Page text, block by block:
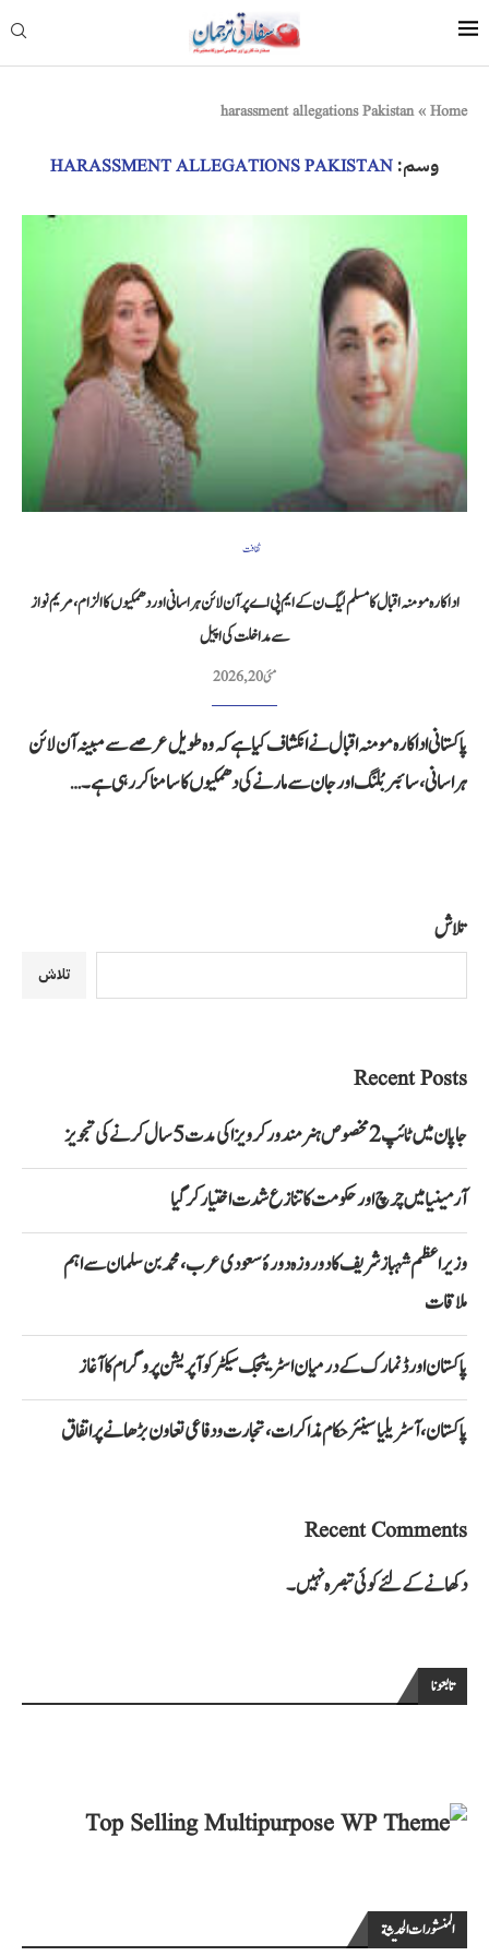
Home
»
harassment allegations Pakistan
وسم: HARASSMENT ALLEGATIONS PAKISTAN
ثقافت
اداکارہ مومنہ اقبال کا مسلم لیگ ن کے ایم پی اے پر آن لائن ہراسانی اور دھمکیوں کا الزام، مریم نواز
سے مداخلت کی اپیل
مئی 20, 2026
پاکستانی اداکارہ مومنہ اقبال نے انکشاف کیا ہے کہ وہ طویل عرصے سے مبینہ آن لائن
ہراسانی، سائبر بُلنگ اور جان سے مارنے کی دھمکیوں کا سامنا کر رہی ہے۔…
تلاش
تلاش
Recent Posts
جاپان میں ٹائپ 2 مخصوص ہنر مند ورکر ویزا کی مدت 5 سال کرنے کی تجویز
آرمینیا میں چرچ اور حکومت کا تنازع شدت اختیار کر گیا
وزیراعظم شہباز شریف کا دو روزہ دورۂ سعودی عرب، محمد بن سلمان سے اہم
ملاقات
پاکستان اور ڈنمارک کے درمیان اسٹریٹجک سیکٹر کوآپریشن پروگرام کا آغاز
پاکستان، آسٹریلیا سینئر حکام مذاکرات، تجارت و دفاعی تعاون بڑھانے پر اتفاق
Recent Comments
دکھانے کے لئے کوئی تبصرہ نہیں۔
تابعونا
المنشورات الحديثة